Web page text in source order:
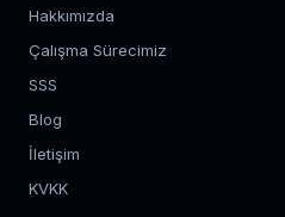
Hakkımızda
Çalışma Sürecimiz
SSS
Blog
İletişim
KVKK